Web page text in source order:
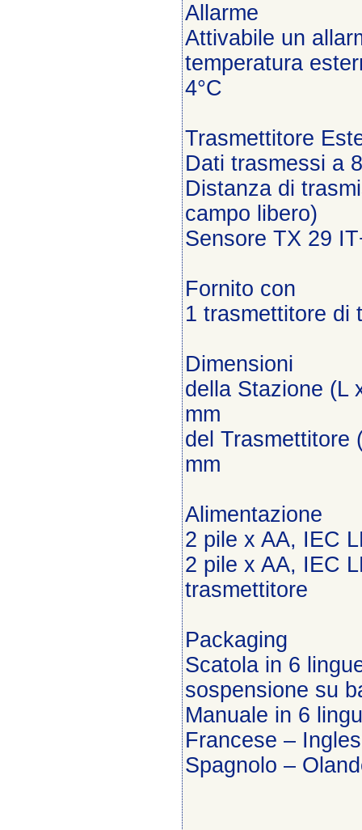
Allarme
Attivabile un
temperatura
4°C
Trasmettitore
Dati trasmessi a
Distanza di
campo libero)
Sensore TX 29
Fornito con
1 trasmettitore di
Dimensioni
della Stazione (L
mm
del Trasmettitore
mm
Alimentazione
2 pile x AA, IEC
2 pile x AA, IEC
trasmettitore
Packaging
Scatola in 6
sospensione su
Manuale in 6
Francese –
Spagnolo –